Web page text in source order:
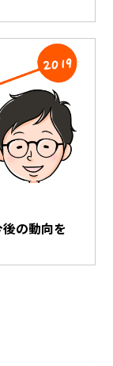
後の動向を